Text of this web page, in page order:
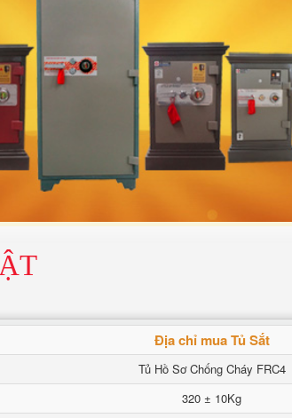
Địa chỉ mua Tủ Sắt
Tủ Hồ Sơ Chống Cháy FRC4
320 ± 10Kg